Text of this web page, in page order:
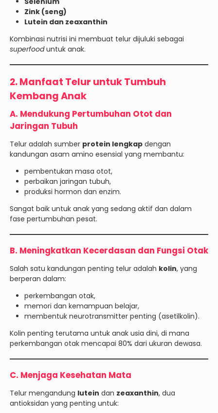
Zink (seng)
Lutein dan zeaxanthin
Kombinasi nutrisi ini membuat telur dijuluki sebagai
superfooduntuk anak.
2. Manfaat Telur untuk Tumbuh
Kembang Anak
A. Mendukung Pertumbuhan Otot dan
Jaringan Tubuh
Telur adalah sumber protein lengkap dengan
kandungan asam amino esensial yang membantu:
pembentukan masa otot,
perbaikan jaringan tubuh,
produksi hormon dan enzim.
Sangat baik untuk anak yang sedang aktif dan dalam
fase pertumbuhan pesat.
B. Meningkatkan Kecerdasan dan Fungsi Otak
Salah satu kandungan penting telur adalah kolin, yang
berperan dalam:
perkembangan otak,
memori dan kemampuan belajar,
membentuk neurotransmitter penting (asetilkolin).
Kolin penting terutama untuk anak usia dini, di mana
perkembangan otak mencapai 80% dari ukuran dewasa.
C. Menjaga Kesehatan Mata
Telur mengandung lutein dan zeaxanthin, dua
antioksidan yang penting untuk: